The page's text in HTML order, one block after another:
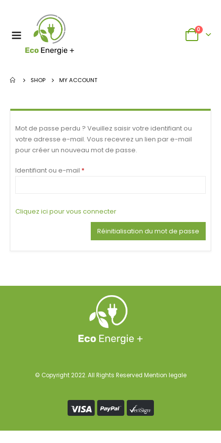
0
SHOP MY ACCOUNT
Mot de passe perdu ? Veuillez saisir votre identifiant ou
votre adresse e-mail. Vous recevrez un lien par e-mail
pour créer un nouveau mot de passe.
Identifiant ou e-mail *
Cliquez ici pour vous connecter
Réinitialisation du mot de passe
© Copyright 2022. All Rights Reserved Mention legale